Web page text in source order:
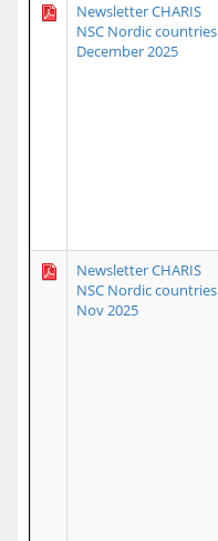
Newsletter CHARIS
NSC Nordic countries
December 2025
Newsletter CHARIS
NSC Nordic countries
Nov 2025